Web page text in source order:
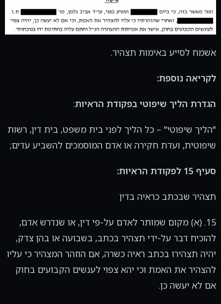
אשמח לסייע באימות תצהיר.
לקריאה נוספת:
הגדרת הליך שיפוטי בפקודת הראיות:
"הליך שיפוטי" – כל הליך לפני בית משפט, בית דין, רשות
שיפוטית, ועדת חקירה או אדם המוסמכים להשביע עדים;
סעיף 15 לפקודת הראיות:
תצהיר שבכתב כראיה בדין
15. (א) מקום שמותר לאדם על-פי דין, או שנדרש אדם,
להוכיח דבר על-ידי תצהיר בכתב, בשבועה או בהן צדק,
יהיה תצהירו בכתב ראיה כשרה, אם הוזהר המצהיר כי עליו
להצהיר את האמת וכי יהא צפוי לענשים הקבועים בחוק
אם לא יעשה כן.
צריך/האימות חתימהבאיזור
חיפה/קריות?
אליך/אלייך
שלחו וואצאפ